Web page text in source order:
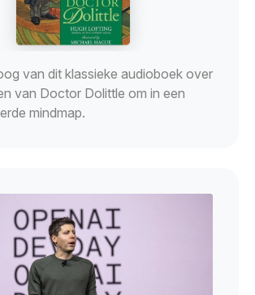
van dit klassieke audioboek over
van Doctor Dolittle om in een
mindmap.